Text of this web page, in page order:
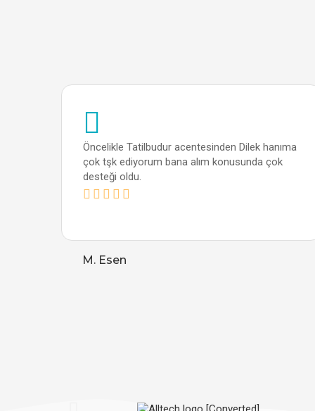
Öncelikle Tatilbudur acentesinden Dilek hanıma
çok tşk ediyorum bana alım konusunda çok
desteği oldu.
M. Esen